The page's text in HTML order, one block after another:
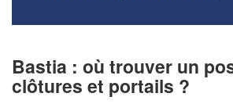
Bastia : où trouver un
clôtures et portails ?